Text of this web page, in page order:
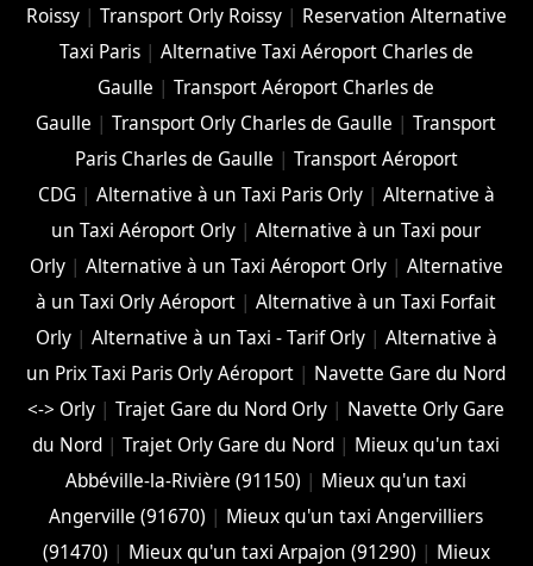
Roissy| Transport Orly Roissy| Reservation Alternative
Taxi Paris| Alternative Taxi Aéroport Charles de
Gaulle |Transport Aéroport Charles de
Gaulle |Transport Orly Charles de Gaulle |Transport
Paris Charles de Gaulle | Transport Aéroport
CDG | Alternative à un Taxi Paris Orly| Alternative à
un Taxi Aéroport Orly |Alternative à un Taxi pour
Orly| Alternative à un Taxi Aéroport Orly| Alternative
à un Taxi Orly Aéroport |Alternative à un Taxi Forfait
Orly| Alternative à un Taxi - Tarif Orly| Alternative à
un Prix Taxi Paris Orly Aéroport | Navette Gare du Nord
<-> Orly |Trajet Gare du Nord Orly | Navette Orly Gare
du Nord |Trajet Orly Gare du Nord | Mieux qu'un taxi
Abbéville-la-Rivière (91150) | Mieux qu'un taxi
Angerville (91670) | Mieux qu'un taxi Angervilliers
(91470) | Mieux qu'un taxi Arpajon (91290) | Mieux